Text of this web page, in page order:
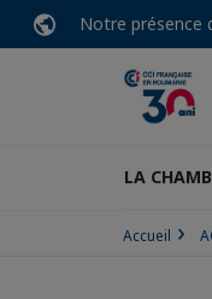
Notre présence
LA
Accueil